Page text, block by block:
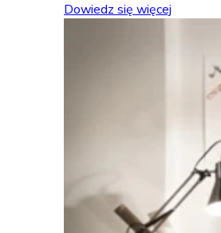
Dowiedz się więcej